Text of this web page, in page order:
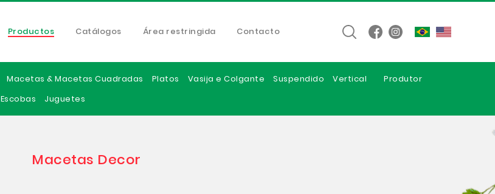
Productos Catálogos Área restringida Contacto
Macetas & Macetas Cuadradas Platos Vasija e Colgante Suspendido Vertical
Produtor
Escobas Juguetes
Macetas Decor